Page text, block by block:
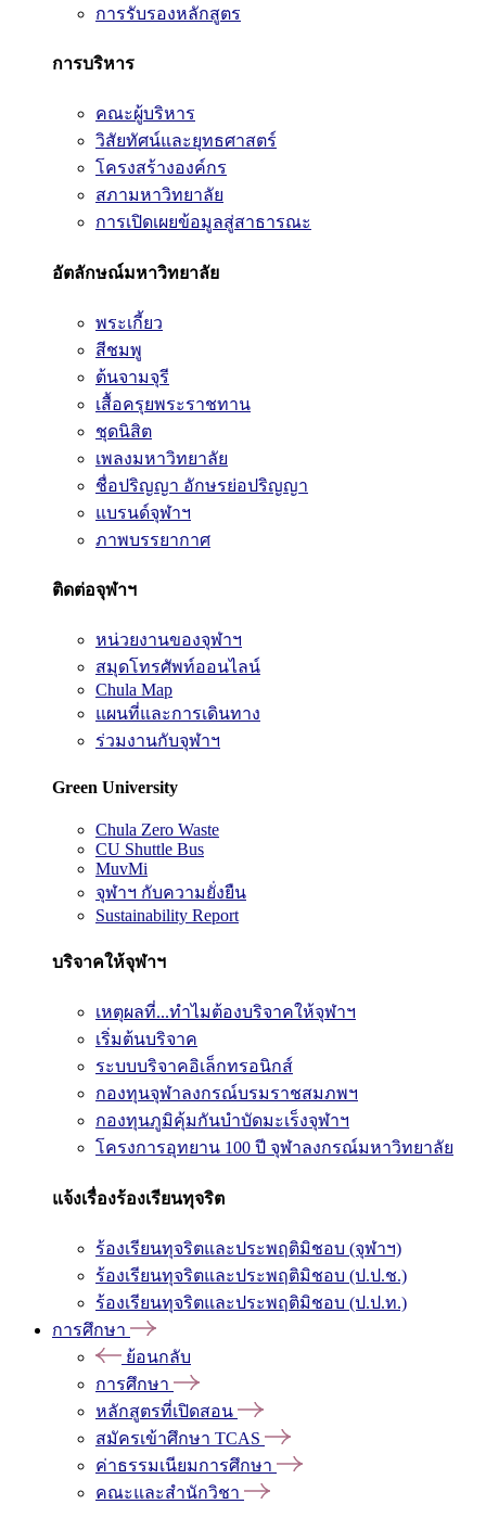
การรับรองหลักสูตร
การบริหาร
คณะผู้บริหาร
วิสัยทัศน์และยุทธศาสตร์
โครงสร้างองค์กร
สภามหาวิทยาลัย
การเปิดเผยข้อมูลสู่สาธารณะ
อัตลักษณ์มหาวิทยาลัย
พระเกี้ยว
สีชมพู
ต้นจามจุรี
เสื้อครุยพระราชทาน
ชุดนิสิต
เพลงมหาวิทยาลัย
ชื่อปริญญา อักษรย่อปริญญา
แบรนด์จุฬาฯ
ภาพบรรยากาศ
ติดต่อจุฬาฯ
หน่วยงานของจุฬาฯ
สมุดโทรศัพท์ออนไลน์
Chula Map
แผนที่และการเดินทาง
ร่วมงานกับจุฬาฯ
Green University
Chula Zero Waste
CU Shuttle Bus
MuvMi
จุฬาฯ กับความยั่งยืน
Sustainability Report
บริจาคให้จุฬาฯ
เหตุผลที่...ทำไมต้องบริจาคให้จุฬาฯ
เริ่มต้นบริจาค
ระบบบริจาคอิเล็กทรอนิกส์
กองทุนจุฬาลงกรณ์บรมราชสมภพฯ
กองทุนภูมิคุ้มกันบำบัดมะเร็งจุฬาฯ
โครงการอุทยาน 100 ปี จุฬาลงกรณ์มหาวิทยาลัย
แจ้งเรื่องร้องเรียนทุจริต
ร้องเรียนทุจริตและประพฤติมิชอบ (จุฬาฯ)
ร้องเรียนทุจริตและประพฤติมิชอบ (ป.ป.ช.)
ร้องเรียนทุจริตและประพฤติมิชอบ (ป.ป.ท.)
การศึกษา
ย้อนกลับ
การศึกษา
หลักสูตรที่เปิดสอน
สมัครเข้าศึกษา TCAS
ค่าธรรมเนียมการศึกษา
คณะและสำนักวิชา